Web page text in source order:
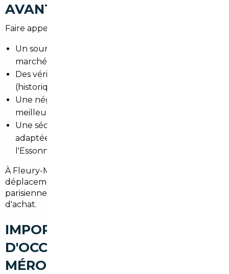
AVANTAGES, SÉCURISATION)
Faire appel à un courtier, c'est obtenir :
Un sourcing ciblé pour gagner du temps sur le
marché français et européen.
Des vérifications poussées pour réduire les risques
(historique, kilométrage, sinistres).
Une négociation professionnelle pour obtenir le
meilleur prix.
Une sécurisation juridique et administrative
adaptée aux particuliers et professionnels de
l'Essonne.
À Fleury-Mérogis, cela signifie moins de
déplacements vers les concessions en région
parisienne et une tranquillité d'esprit dès la phase
d'achat.
IMPORT DE VOITURES
D'OCCASION À FLEURY-
MÉROGIS : ALLEMAGNE,